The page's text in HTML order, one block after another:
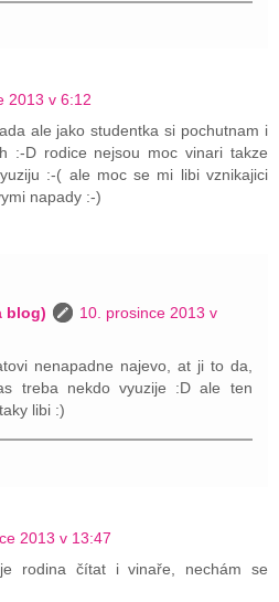
2013 v 6:12
ale jako studentka si pochutnam i
:-D rodice nejsou moc vinari takze
:-( ale moc se mi libi vznikajici
napady :-)
blog)
10. prosince 2013 v
nenapadne najevo, at ji to da,
treba nekdo vyuzije :D ale ten
libi :)
2013 v 13:47
rodina čítat i vinaře, nechám se